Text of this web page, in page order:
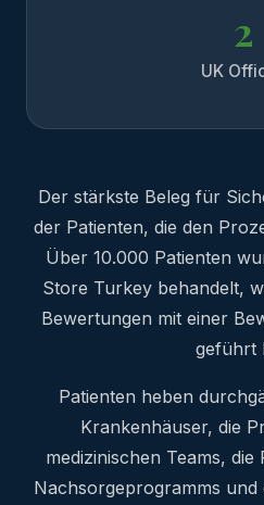
2
UK
Der stärkste Beleg für
der Patienten, die den
Über 10.000 Patienten
Store Turkey behandelt,
Bewertungen mit einer
geführt
Patienten heben
Krankenhäuser, die
medizinischen Teams, die
Nachsorgeprogramms